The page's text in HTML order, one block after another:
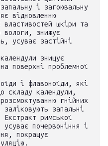
і загоювальну
відновленню
властивостей шкіри та
вологи, знижує
усуває застійні
знищує
поверхні проблемної
і флавоноїди, які
складу календули,
гнійних
заліковують запальні
Екстракт римської
почервоніння і
покращує